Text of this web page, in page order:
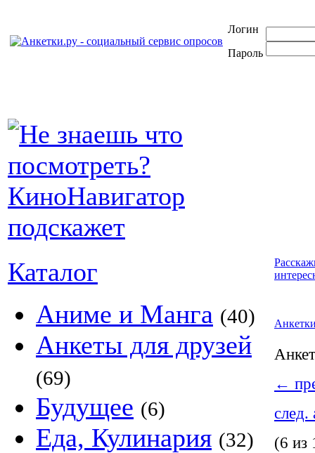
Логин
Пароль
Каталог
Аниме и Манга (40)
Анкеты для друзей
(69)
Будущее (6)
Еда, Кулинария (32)
←
след.
(6 из